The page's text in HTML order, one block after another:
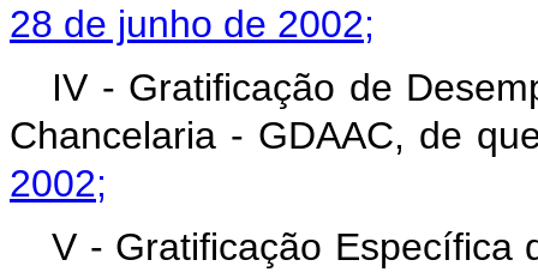
28 de junho de 2002;
IV - Gratificação de
Chancelaria - GDAAC, de
2002;
V - Gratificação Específica